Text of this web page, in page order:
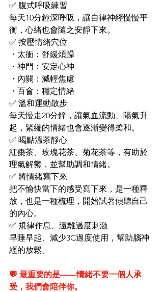
✅ 腹式呼吸練習
每天10分鐘深呼吸，讓自律神經慢慢平
衡，心緒也會隨之安靜下來。
✅ 按壓情緒穴位
・太衝：舒緩煩躁
・神門：安定心神
・內關：減輕焦慮
・百會：穩定情緒
✅ 溫和運動散步
每天慢走20分鐘，讓氣血流動、陽氣升
起，緊繃的情緒也會逐漸變得柔和。
✅ 喝點溫茶靜心
紅棗茶、玫瑰花茶、菊花茶等，有助於
理氣解鬱，並幫助調和情緒。
✅ 將情緒寫下來
把不愉快當下的感受寫下來，是一種釋
放，也是一種梳理，開始試著傾聽自己
的內心。
✅ 規律作息、遠離過度刺激
早睡早起、減少3C過度使用，幫助腦神
經的放鬆。
💬 最重要的是——情緒不要一個人承
受，我們會陪伴你。